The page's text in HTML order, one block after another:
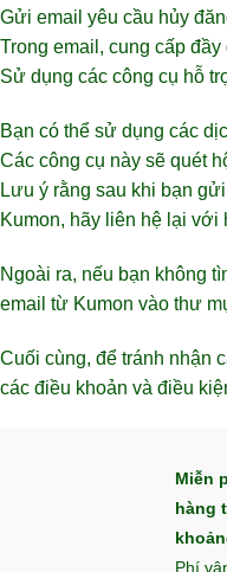
Gửi email yêu cầu hủy
Trong email, cung cấp
Sử dụng các công cụ hỗ
Bạn có thể sử dụng các
Các công cụ này sẽ quét
Lưu ý rằng sau khi bạn
Kumon, hãy liên hệ lại với
Ngoài ra, nếu bạn không
email từ Kumon vào thư
Cuối cùng, để tránh nhận
các điều khoản và điều
Miễn
hàng
Phí